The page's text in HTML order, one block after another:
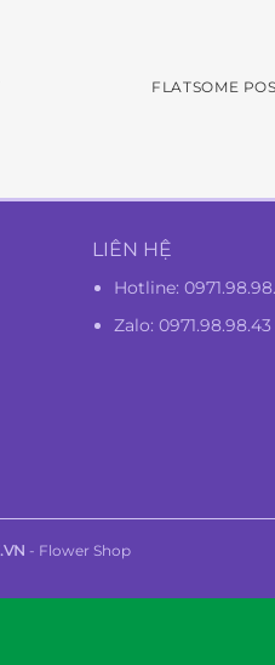
FLATSOME
LIÊN HỆ
Hotline:
Zalo: 0971.98.98.43
- Flower Shop